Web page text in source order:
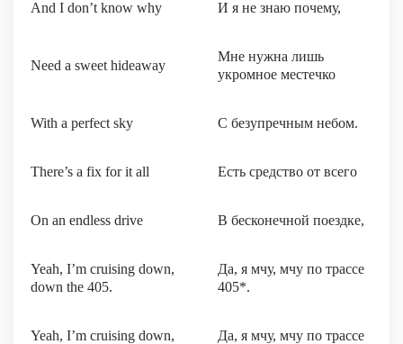
And I don’t know why И я не знаю почему,
Need a sweet hideaway
Мне нужна лишь
укромное местечко
With a perfect sky С безупречным небом.
There’s a fix for it all Есть средство от всего
On an endless drive В бесконечной поездке,
Yeah, I’m cruising down,
down the 405.
Да, я мчу, мчу по трассе
405*.
Yeah, I’m cruising down,
Да, я мчу, мчу по трассе